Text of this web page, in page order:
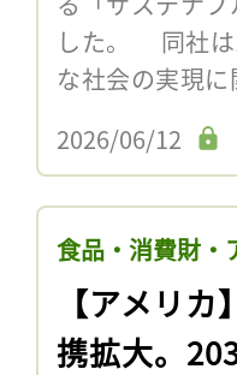
した。 同社は
な社会の実現
2026/06/12
食品・消費財・
【アメリ
携拡大。